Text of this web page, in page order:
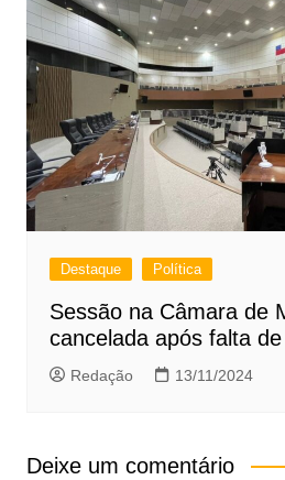
Destaque Política
Sessão na Câmara de
cancelada após falta
Redação 13/11/2024
Deixe um comentário